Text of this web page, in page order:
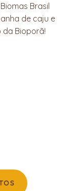
Brasil
de caju e
da Bioporã!